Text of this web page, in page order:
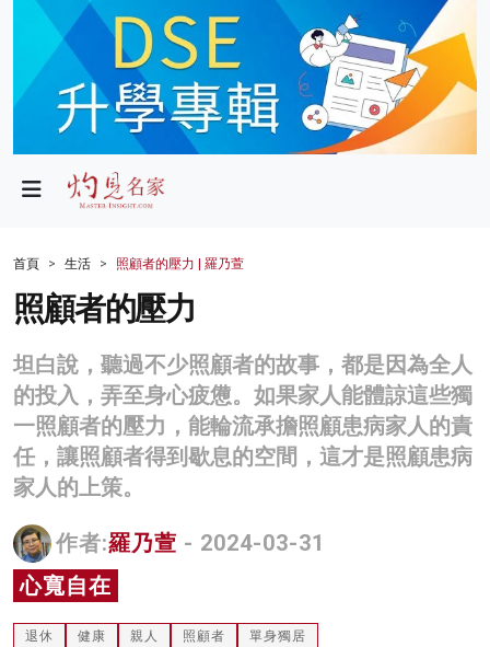
政局
財經
生活
商業
科技
影片
名家榜
灼見活動
首頁 生活 照顧者的壓力 | 羅乃萱
照顧者的壓力
坦白說，聽過不少照顧者的故事，都是因為全人
的投入，弄至身心疲憊。如果家人能體諒這些獨
一照顧者的壓力，能輪流承擔照顧患病家人的責
任，讓照顧者得到歇息的空間，這才是照顧患病
家人的上策。
作者:羅乃萱 - 2024-03-31
心寬自在
退休 健康 親人 照顧者 單身獨居